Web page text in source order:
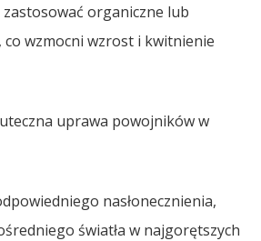
organiczne lub
wzmocni wzrost i kwitnienie
uprawa powojników w
nasłonecznienia,
światła w najgorętszych